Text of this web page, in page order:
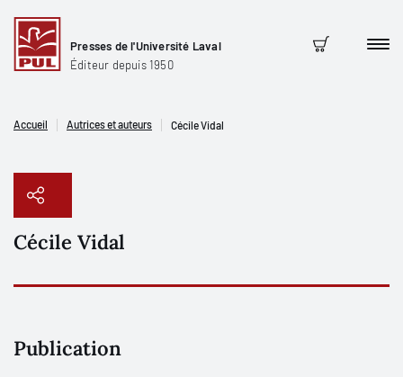
Presses de l'Université Laval
Éditeur depuis 1950
Panier
Accueil Autrices et auteurs Cécile Vidal
Cécile Vidal
Publication